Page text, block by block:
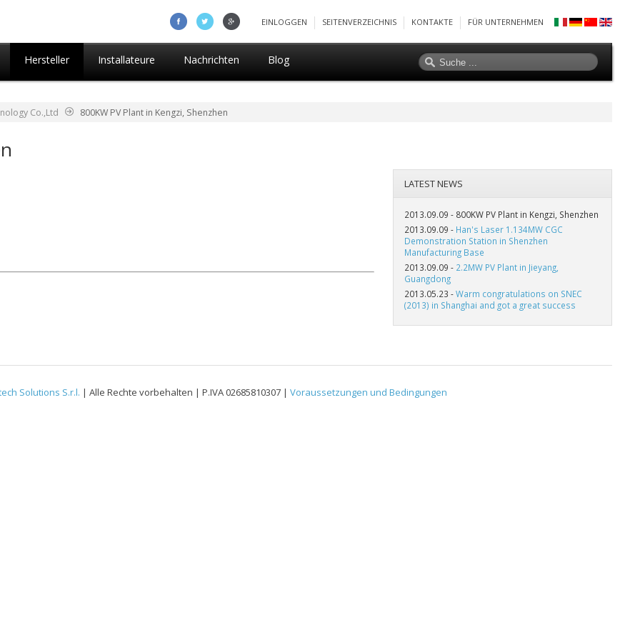
EINLOGGEN SEITENVERZEICHNIS KONTAKTE FÜR UNTERNEHMEN
Hersteller Installateure Nachrichten Blog
Co.,Ltd 800KW PV Plant in Kengzi, Shenzhen
LATEST NEWS
2013.09.09 - 800KW PV Plant in Kengzi, Shenzhen
2013.09.09 - Han's Laser 1.134MW CGC
Demonstration Station in Shenzhen
Manufacturing Base
2013.09.09 - 2.2MW PV Plant in Jieyang,
Guangdong
2013.05.23 -Warm congratulations on SNEC
(2013) in Shanghai and got a great success
Solutions S.r.l. | Alle Rechte vorbehalten | P.IVA 02685810307 | Voraussetzungen und Bedingungen